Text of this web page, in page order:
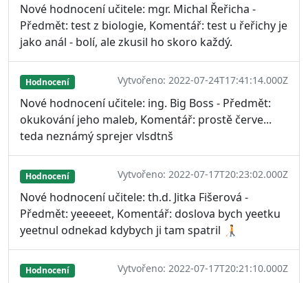
Nové hodnocení učitele: mgr. Michal Řeřicha -
Předmět: test z biologie, Komentář: test u řeřichy je
jako anál - bolí, ale zkusil ho skoro každý.
Hodnocení Vytvořeno: 2022-07-24T17:41:14.000Z
Nové hodnocení učitele: ing. Big Boss - Předmět:
okukování jeho maleb, Komentář: prostě červe...
teda neznámý sprejer vlsdtnš
Hodnocení Vytvořeno: 2022-07-17T20:23:02.000Z
Nové hodnocení učitele: th.d. Jitka Fišerová -
Předmět: yeeeeet, Komentář: doslova bych yeetku
yeetnul odnekad kdybych ji tam spatril 🧑‍🦯
Hodnocení Vytvořeno: 2022-07-17T20:21:10.000Z